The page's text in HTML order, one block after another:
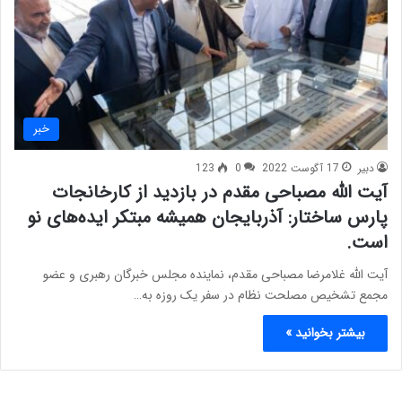
خبر
دبیر 17 آگوست 2022 0
123
آیت الله مصباحی مقدم در بازدید از کارخانجات
پارس ساختار: آذربایجان همیشه مبتکر ایده‌های نو
است.
آیت الله غلامرضا مصباحی مقدم، نماینده مجلس خبرگان رهبری و عضو
مجمع تشخیص مصلحت نظام در سفر یک روزه به…
بیشتر بخوانید »